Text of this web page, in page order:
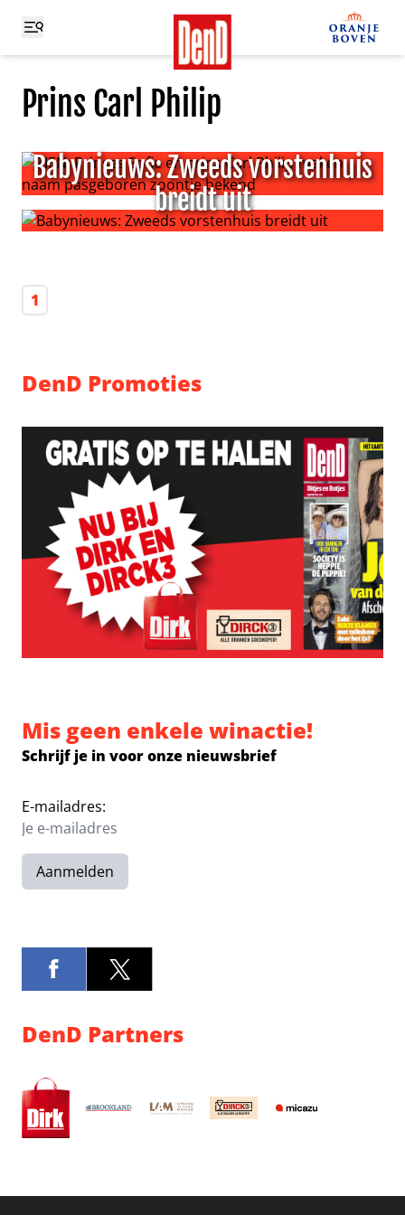
Prins Carl Philip
ZIEN: Prinses Sofie en prins Carl Philip maken naam
Babynieuws: Zweeds vorstenhuis
breidt uit
1
DenD Promoties
Mis geen enkele winactie!
Schrijf je in voor onze nieuwsbrief
E-mailadres:
Aanmelden
DenD Partners